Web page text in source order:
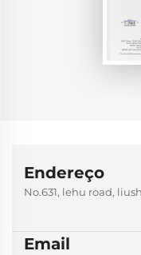
Endereço
No.631, lehu road,
Email